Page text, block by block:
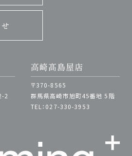
2
高崎髙島屋店
〒370-8565
群馬県高崎市旭町45番地 5階
TEL：027-330-3953